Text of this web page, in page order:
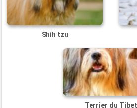
Shih tzu
Terrier du Tibet